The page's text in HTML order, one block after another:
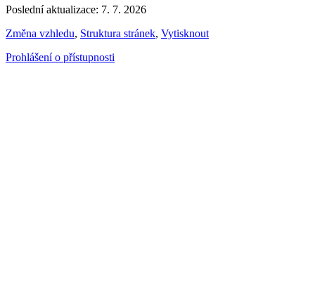
Poslední aktualizace: 7. 7. 2026
Změna vzhledu, Struktura stránek, Vytisknout
Prohlášení o přístupnosti